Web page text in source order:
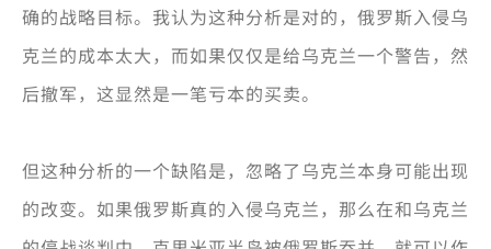
确的战略目标。我认为这种分析是对的，俄罗斯入侵乌
克兰的成本太大，而如果仅仅是给乌克兰一个警告，然
后撤军，这显然是一笔亏本的买卖。
但这种分析的一个缺陷是，忽略了乌克兰本身可能出现
的改变。如果俄罗斯真的入侵乌克兰，那么在和乌克兰